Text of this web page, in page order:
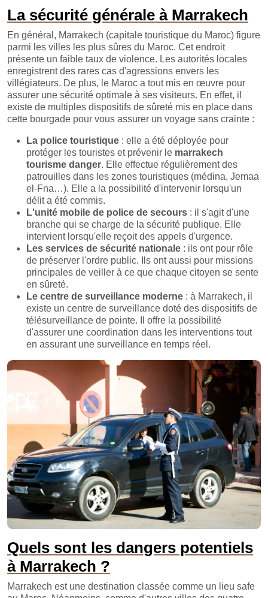
La sécurité générale à Marrakech
En général, Marrakech (capitale touristique du Maroc) figure
parmi les villes les plus sûres du Maroc. Cet endroit
présente un faible taux de violence. Les autorités locales
enregistrent des rares cas d'agressions envers les
villégiateurs. De plus, le Maroc a tout mis en œuvre pour
assurer une sécurité optimale à ses visiteurs. En effet, il
existe de multiples dispositifs de sûreté mis en place dans
cette bourgade pour vous assurer un voyage sans crainte :
La police touristique : elle a été déployée pour
protéger les touristes et prévenir le marrakech
tourisme danger. Elle effectue régulièrement des
patrouilles dans les zones touristiques (médina, Jemaa
el-Fna…). Elle a la possibilité d'intervenir lorsqu'un
délit a été commis.
L'unité mobile de police de secours : il s'agit d'une
branche qui se charge de la sécurité publique. Elle
intervient lorsqu'elle reçoit des appels d'urgence.
Les services de sécurité nationale : ils ont pour rôle
de préserver l'ordre public. Ils ont aussi pour missions
principales de veiller à ce que chaque citoyen se sente
en sûreté.
Le centre de surveillance moderne : à Marrakech, il
existe un centre de surveillance doté des dispositifs de
télésurveillance de pointe. Il offre la possibilité
d'assurer une coordination dans les interventions tout
en assurant une surveillance en temps réel.
Quels sont les dangers potentiels
à Marrakech ?
Marrakech est une destination classée comme un lieu safe